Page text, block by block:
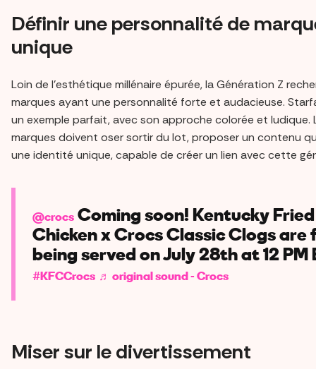
Définir une personnalité de
unique
Loin de l'esthétique millénaire épurée, la Génération Z
marques ayant une personnalité forte et audacieuse.
un exemple parfait, avec son approche colorée et ludique.
marques doivent oser sortir du lot, proposer un contenu
une identité unique, capable de créer un lien avec cette
@crocs Coming soon! Kentucky Fried
Chicken x Crocs Classic Clogs are
being served on July 28th at 12 PM
#KFCCrocs ♬ original sound - Crocs
Miser sur le divertissement